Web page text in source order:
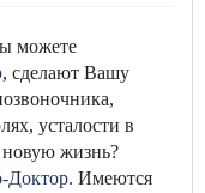
можете
, сделают Вашу
усталости в
новую жизнь?
Доктор. Имеются